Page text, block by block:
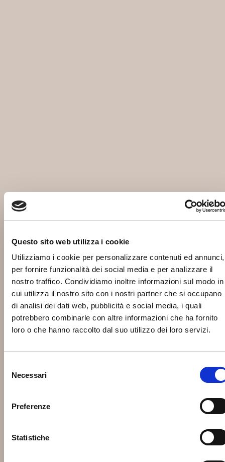
Questo sito web utilizza i cookie
Utilizziamo i cookie per personalizzare contenuti ed annunci,
per fornire funzionalità dei social media e per analizzare il
nostro traffico. Condividiamo inoltre informazioni sul modo in
cui utilizza il nostro sito con i nostri partner che si occupano
di analisi dei dati web, pubblicità e social media, i quali
potrebbero combinarle con altre informazioni che ha fornito
loro o che hanno raccolto dal suo utilizzo dei loro servizi.
delNecessari
Preferenze
Statistiche